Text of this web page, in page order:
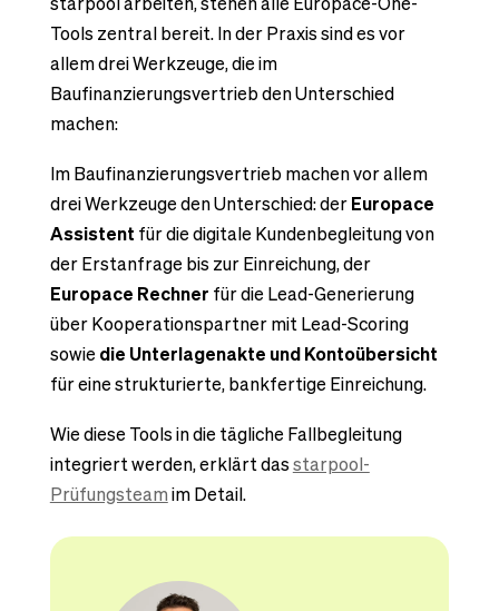
Tools zentral bereit. In der Praxis sind es vor
allem drei Werkzeuge, die im
Baufinanzierungsvertrieb den Unterschied
machen:
Im Baufinanzierungsvertrieb machen vor allem
drei Werkzeuge den Unterschied: derEuropace
Assistent für die digitale Kundenbegleitung von
der Erstanfrage bis zur Einreichung, der
Europace Rechner für die Lead-Generierung
über Kooperationspartner mit Lead-Scoring
sowie die Unterlagenakte und Kontoübersicht
für eine strukturierte, bankfertige Einreichung.
Wie diese Tools in die tägliche Fallbegleitung
integriert werden, erklärt dasstarpool-
Prüfungsteamim Detail.